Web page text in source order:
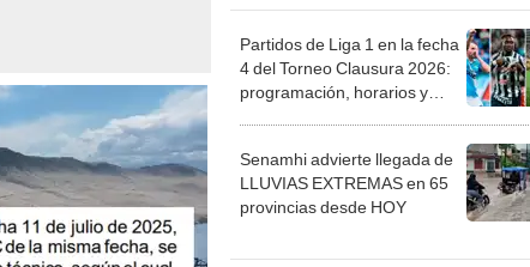
Partidos de Liga 1 en la fecha
4 del Torneo Clausura 2026:
programación, horarios y
Senamhi advierte llegada de
LLUVIAS EXTREMAS en 65
provincias desde HOY